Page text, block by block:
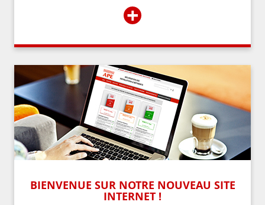
+
BIENVENUE SUR NOTRE NOUVEAU SITE
INTERNET !